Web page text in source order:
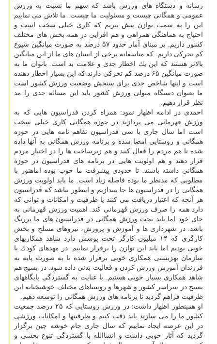
رسانه و دستگاه های ورزش باشد كه سهم ما نسبت به ورزش
عمومی و همگانی چیست و مسئولیت ما چیست. ما تلاش می نماییم
این را به سمت توازن پیش ببریم كه كاری خیلی سخت است و
احتیاج به هماهنگی همراهی و هم افزایی در همه بخش های مختلف
كشور داریم. بر مبنای آمار حدود ۵۷ درصد به صورت میانگین شیوع
كم تحركی داریم. كه متاسفانه برخی از استان های ما از این میانگین
بالاتر هستند كه این یك اخطار جدی و علامت بد است. بانوان ما به
صورت میانگین ۶۵ درصد كم تحركی دارند كه این بسیار اخطار دهنده
است و اینها شاخص جدی برای سنجش وضعیت ورزش كشور است
ما بعنوان دستگاه متولی ورزش كشور باید این مساله جدی را مد
نظر قرار دهیم.
احمدی در ادامه اظهار نمود: همراه كردن فدراسیون هایی كه به
ورزش قهرمانی می پردازند در حوزه همگانی كاری خیلی سخت
است اما سال جاری با سی فدراسیون تفاهم نامه هایی در حوزه
همگانی و روستایی امضا شده و برنامه ورزش همگانی به آنها داده
شده تا هم مردم را فعال كنند و هم زیرساخت ها را در اختیار مردم
قرار دهند و هم اولویت هایی در برنامه های فدراسیون در حوزه
همگانی داشته باشند. تا حدودی پیشرفت ما خوب بوده اماهنوز با
مطلوبی كه مدنظر ما بوده فاصله زیاد است. ما باید اولویت ورزش
همگانی را در فدراسیون ها جا بیندازیم و اینطور نباشد كه فدراسیون
هر آنچه كه اعتبار دریافت می كنند یا ظرفیت و امكانات و توانی كه
دارد همه را صرف ورزش قهرمانی كند. اهمیت ورزش قهرمانی به
جای خود اما باید بحث ورزش همگانی در فدراسیون های ما پررنگ
باشد. در شهرداری ها و آموزش و پرورش، نیروهای مسلح و بخش
كارگری كه ۱۴ میلیون كارگر تحت پوشش دارد شاهد همكاریهای
خوبی بودیم اما باید این توازن را برقرار نماییم. در مهدهای كودك با
سازمان بهزیستی همكاری خوبی برقرار شده تا به صورت پایه به
فرزندان آموزش ورزش كردن و فعالیت بدنی داده شود. در بسیج هم
شاهد همكاری بسیار خوبی هستیم. با عنایت به گستردگی پایگاههای
بسیج در سراسر كشور و شهرها و روستاهای مختلف خوشبختانه این
ظرفیت فراهم گردید تا برنامه های ورزش همگانی را توسعه دهیم.
او همینطور اظهار داشت: در ورزش روستایی كه ۲۵ درصد جمعیت
كشور ما را می سازند باید دقت كنیم و ظرفیتها و امكانات ورزشی
در این عرصه ایجاد نماییم كه سال جاری جام خوشه چین برگزار
گردید كه آثار خوبی داشت و انشاالله با گستردگی تنوع بخشی و